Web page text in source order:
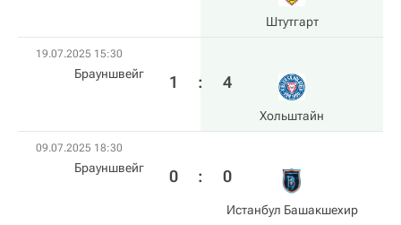
Штутгарт
19.07.2025 15:30
Брауншвейг 1 : 4
Хольштайн
09.07.2025 18:30
Брауншвейг 0 : 0
Истанбул Башакшехир